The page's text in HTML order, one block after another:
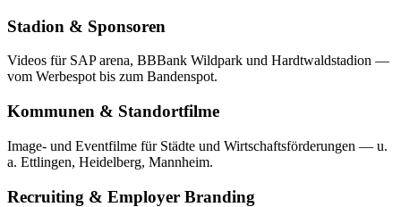
Stadion & Sponsoren
Videos für SAP arena, BBBank Wildpark und Hardtwaldstadion —
vom Werbespot bis zum Bandenspot.
Kommunen & Standortfilme
Image- und Eventfilme für Städte und Wirtschaftsförderungen — u.
a. Ettlingen, Heidelberg, Mannheim.
Recruiting & Employer Branding